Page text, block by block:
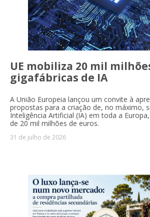
UE mobiliza 20 mil
gigafábricas de IA
A União Europeia lançou um convite à
propostas para a criação de, no máximo,
Inteligência Artificial (IA) em toda a
de 20 mil milhões de euros.
31 de julho de 2026